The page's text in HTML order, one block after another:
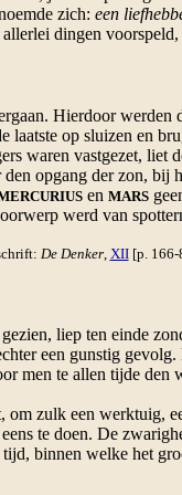
zich: een
dingen voorspeld,
Hierdoor werden
laatste op sluizen en
waren vastgezet,
opgang der zon,
en MARS
werd van
De Denker, XII[p. 166-
liep ten einde
een gunstig gevolg.
men te allen tijde
zulk een werktuig,
te doen. De
binnen welke het